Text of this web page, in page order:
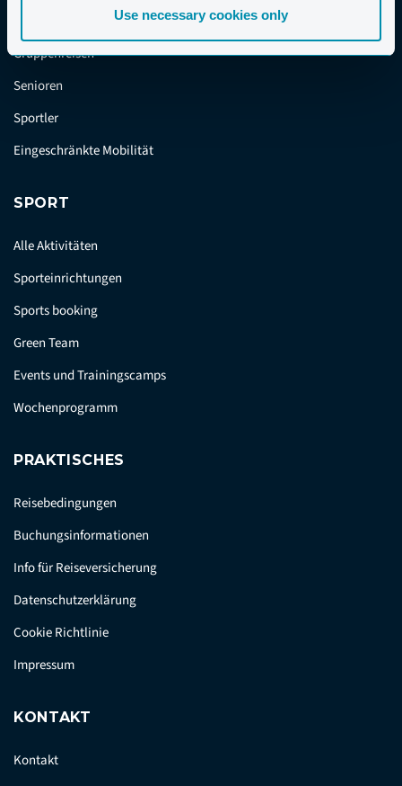
Use necessary cookies only
Gruppenreisen
Senioren
Sportler
Eingeschränkte Mobilität
SPORT
Alle Aktivitäten
Sporteinrichtungen
Sports booking
Green Team
Events und Trainingscamps
Wochenprogramm
PRAKTISCHES
Reisebedingungen
Buchungsinformationen
Info für Reiseversicherung
Datenschutzerklärung
Cookie Richtlinie
Impressum
KONTAKT
Kontakt